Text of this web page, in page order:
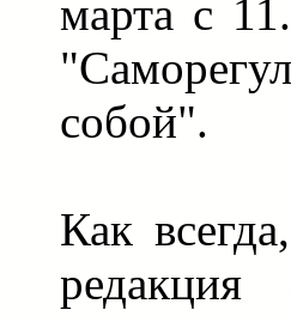
марта с
собой".
Как